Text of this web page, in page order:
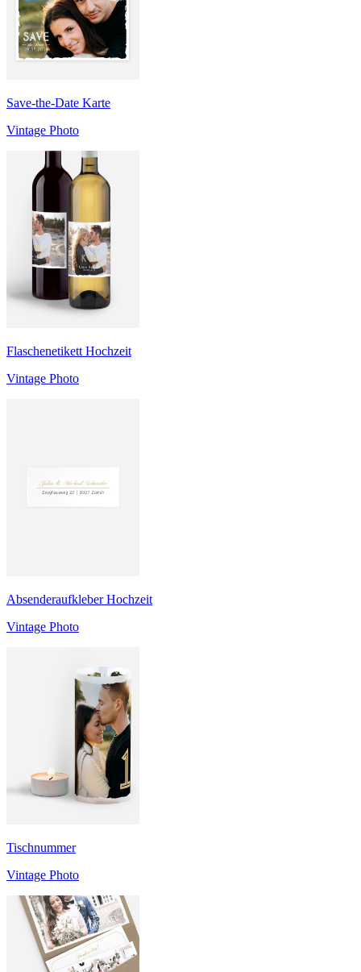
Save-the-Date Karte
Vintage Photo
Flaschenetikett Hochzeit
Vintage Photo
Absenderaufkleber Hochzeit
Vintage Photo
Tischnummer
Vintage Photo